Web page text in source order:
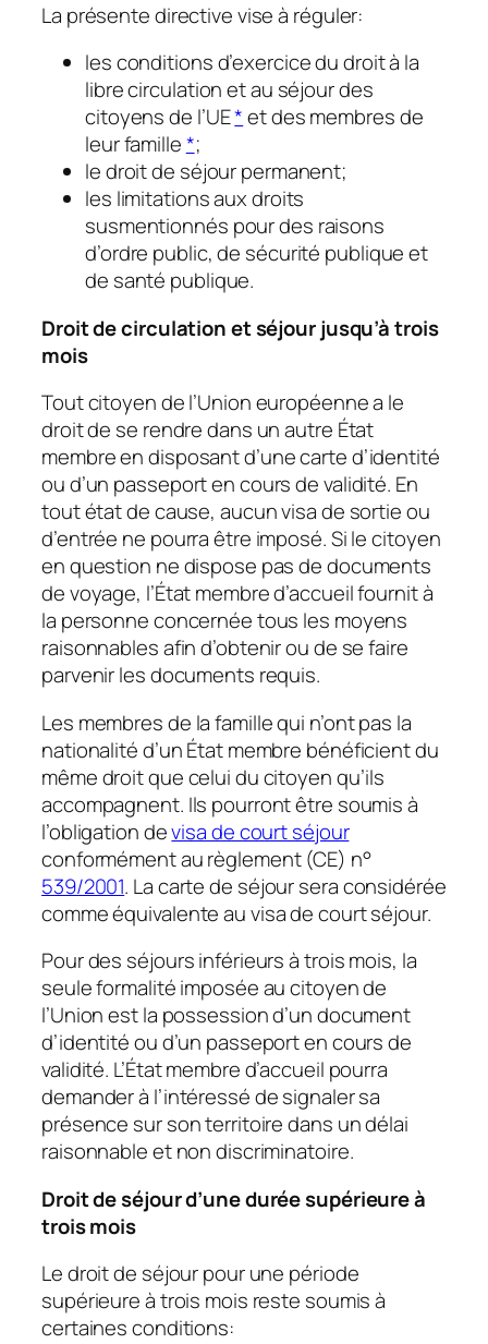
La présente directive vise à réguler:
les conditions d’exercice du droit à la
libre circulation et au séjour des
citoyens de l’UE*et des membres de
leur famille*;
le droit de séjour permanent;
les limitations aux droits
susmentionnés pour des raisons
d’ordre public, de sécurité publique et
de santé publique.
Droit de circulation et séjour jusqu’à trois
mois
Tout citoyen de l’Union européenne a le
droit de se rendre dans un autre État
membre en disposant d’une carte d’identité
ou d’un passeport en cours de validité. En
tout état de cause, aucun visa de sortie ou
d’entrée ne pourra être imposé. Si le citoyen
en question ne dispose pas de documents
de voyage, l’État membre d’accueil fournit à
la personne concernée tous les moyens
raisonnables afin d’obtenir ou de se faire
parvenir les documents requis.
Les membres de la famille qui n’ont pas la
nationalité d’un État membre bénéficient du
même droit que celui du citoyen qu’ils
accompagnent. Ils pourront être soumis à
l’obligation devisa de court séjour
conformément au règlement (CE) n°
539/2001. La carte de séjour sera considérée
comme équivalente au visa de court séjour.
Pour des séjours inférieurs à trois mois, la
seule formalité imposée au citoyen de
l’Union est la possession d’un document
d’identité ou d’un passeport en cours de
validité. L’État membre d’accueil pourra
demander à l’intéressé de signaler sa
présence sur son territoire dans un délai
raisonnable et non discriminatoire.
Droit de séjour d’une durée supérieure à
trois mois
Le droit de séjour pour une période
supérieure à trois mois reste soumis à
certaines conditions: